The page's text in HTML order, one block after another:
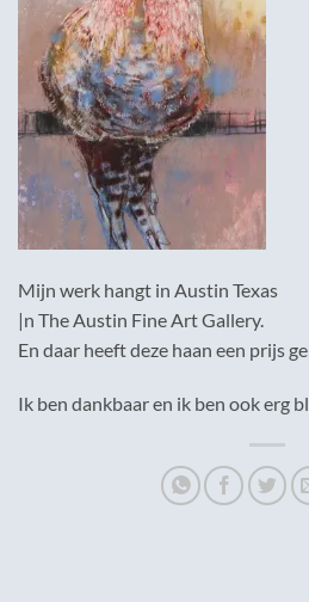
Mijn werk hangt in Austin Texas
|n The Austin Fine Art Gallery.
En daar heeft deze haan een prijs
Ik ben dankbaar en ik ben ook erg